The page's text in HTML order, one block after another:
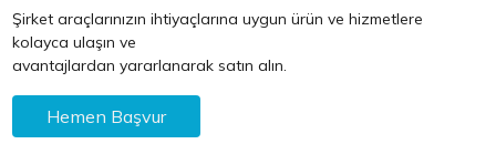
Şirket araçlarınızın ihtiyaçlarına uygun ürün ve hizmetlere
kolayca ulaşın ve
avantajlardan yararlanarak satın alın.
Hemen Başvur